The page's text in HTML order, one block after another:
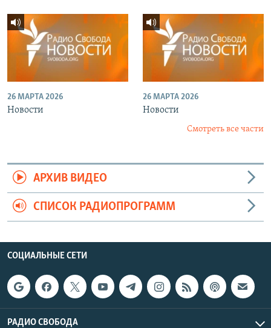
26 МАРТА 2026
Новости
26 МАРТА 2026
Новости
Смотреть все части
АРХИВ ВИДЕО
СПИСОК РАДИОПРОГРАММ
СОЦИАЛЬНЫЕ СЕТИ
РАДИО СВОБОДА